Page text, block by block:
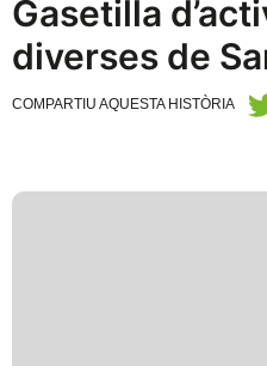
Gasetilla
diverses de
COMPARTIU AQUESTA HISTÒRIA